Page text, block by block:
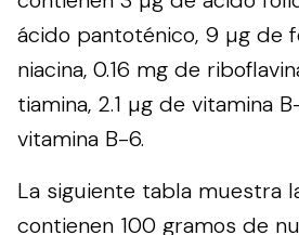
ácido pantoténico, 9 µg de
niacina, 0.16 mg de
tiamina, 2.1 µg de vitamina
vitamina B-6.
La siguiente tabla muestra
contienen 100 gramos de